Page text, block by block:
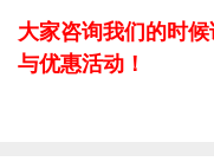
大家咨询我们的时
与优惠活动！